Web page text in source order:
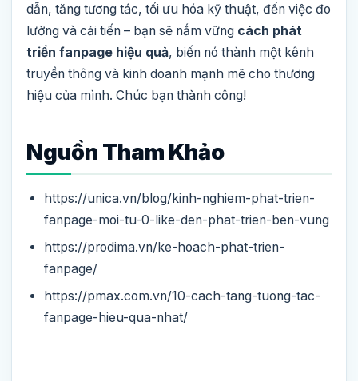
dẫn, tăng tương tác, tối ưu hóa kỹ thuật, đến việc đo
lường và cải tiến – bạn sẽ nắm vững cách phát
triển fanpage hiệu quả, biến nó thành một kênh
truyền thông và kinh doanh mạnh mẽ cho thương
hiệu của mình. Chúc bạn thành công!
Nguồn Tham Khảo
https://unica.vn/blog/kinh-nghiem-phat-trien-
fanpage-moi-tu-0-like-den-phat-trien-ben-vung
https://prodima.vn/ke-hoach-phat-trien-
fanpage/
https://pmax.com.vn/10-cach-tang-tuong-tac-
fanpage-hieu-qua-nhat/